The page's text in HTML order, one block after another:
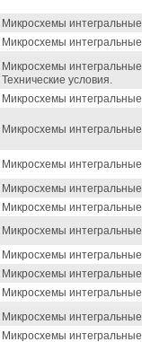
Микросхемы
Микросхемы
Микросхемы
Технические условия.
Микросхемы
Микросхемы
Микросхемы
Микросхемы
Микросхемы
Микросхемы
Микросхемы
Микросхемы
Микросхемы
Микросхемы
Микросхемы